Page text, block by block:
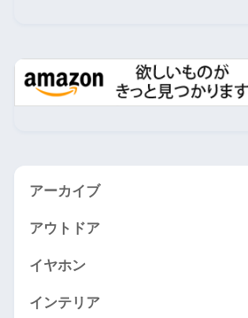
アーカイブ
アウトドア
イヤホン
インテリア